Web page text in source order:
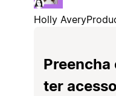
Holly Avery
ter acesso